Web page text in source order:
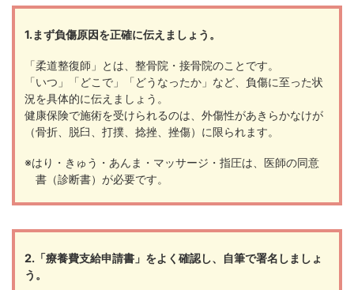
1.まず負傷原因を正確に伝えましょう。
「柔道整復師」とは、整骨院・接骨院のことです。
「いつ」「どこで」「どうなったか」など、負傷に至った状
況を具体的に伝えましょう。
健康保険で施術を受けられるのは、外傷性があきらかなけが
（骨折、脱臼、打撲、捻挫、挫傷）に限られます。
※はり・きゅう・あんま・マッサージ・指圧は、医師の同意
書（診断書）が必要です。
2.「療養費支給申請書」をよく確認し、自筆で署名しましょ
う。